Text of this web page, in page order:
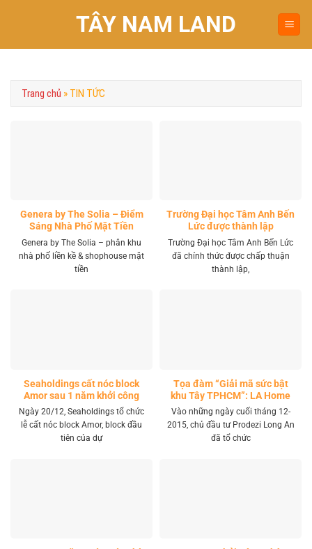
TÂY NAM LAND
Trang chủ » TIN TỨC
Genera by The Solia – Điểm
Sáng Nhà Phố Mặt Tiền
Vành Đai 4 Khu Tây
Genera by The Solia – phân khu
nhà phố liền kề & shophouse mặt
tiền
Trường Đại học Tâm Anh Bến
Lức được thành lập
Trường Đại học Tâm Anh Bến Lức
đã chính thức được chấp thuận
thành lập,
Seaholdings cất nóc block
Amor sau 1 năm khởi công
Ngày 20/12, Seaholdings tổ chức
lễ cất nóc block Amor, block đầu
tiên của dự
Tọa đàm “Giải mã sức bật
khu Tây TPHCM”: LA Home
khai mở tọa độ đầu tư mới
Vào những ngày cuối tháng 12-
2015, chủ đầu tư Prodezi Long An
đã tổ chức